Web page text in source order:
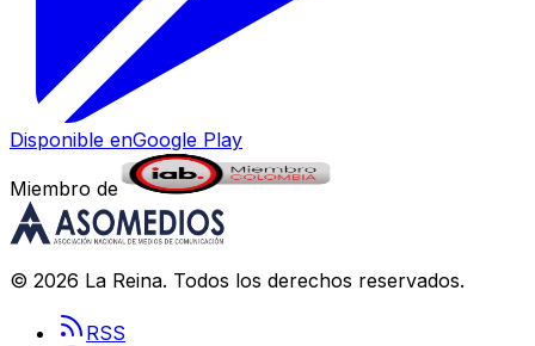
Disponible enGoogle Play
Miembro de
© 2026 La Reina. Todos los derechos reservados.
RSS